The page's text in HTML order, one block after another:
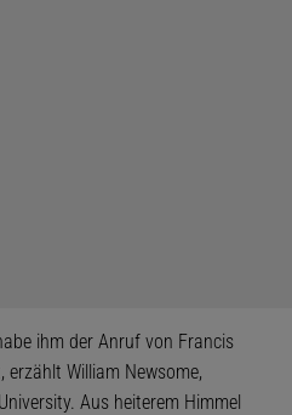
ihm der Anruf von Francis
William Newsome,
Aus heiterem Himmel